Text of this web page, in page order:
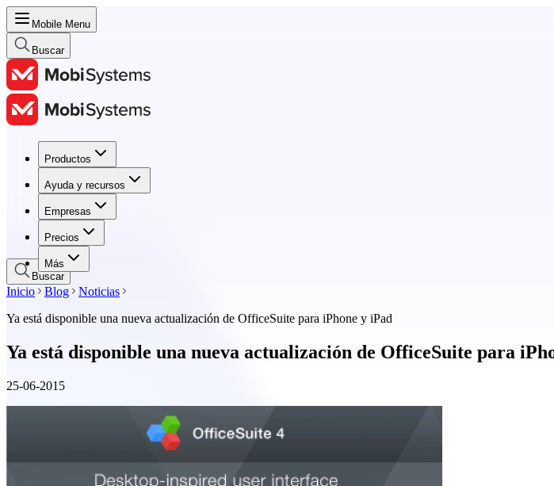
Mobile Menu
Buscar
Productos
Ayuda y recursos
Empresas
Precios
Más
Productos
Ayuda y recursos
Empresas
Precios
Buscar
Inicio Blog
Noticias
Ya está disponible una nueva actualización de OfficeSuite para iPhone y iPad
Ya está disponible una nueva actualización de OfficeSuite para
25-06-2015